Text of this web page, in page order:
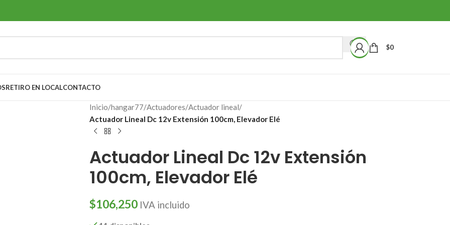
$0
RETIRO EN LOCALCONTACTO
Inicio/hangar77/Actuadores/Actuador lineal/
Actuador Lineal Dc 12v Extensión 100cm, Elevador Elé
Actuador Lineal Dc 12v Extensión
100cm, Elevador Elé
$106,250 IVA incluido